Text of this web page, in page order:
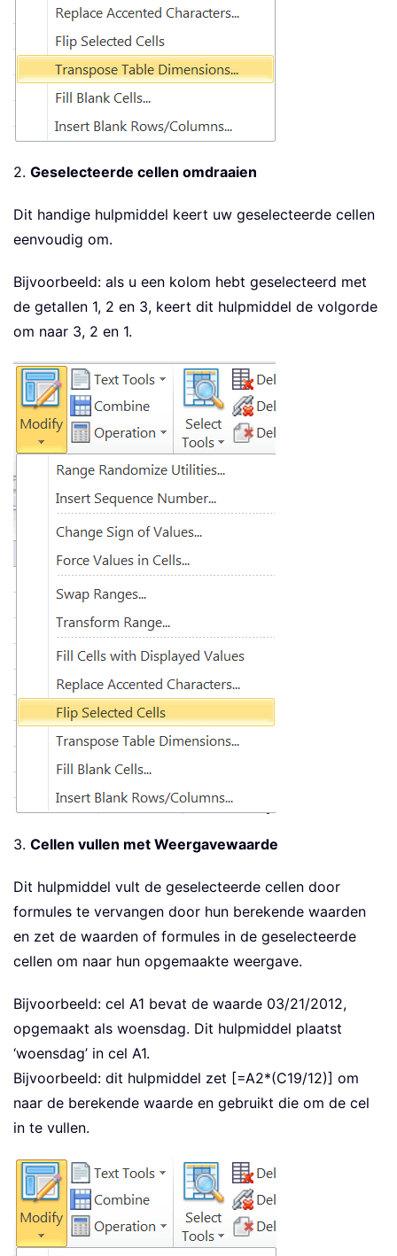
2. Geselecteerde cellen omdraaien
Dit handige hulpmiddel keert uw geselecteerde cellen
eenvoudig om.
Bijvoorbeeld: als u een kolom hebt geselecteerd met
de getallen 1, 2 en 3, keert dit hulpmiddel de volgorde
om naar 3, 2 en 1.
3. Cellen vullen met Weergavewaarde
Dit hulpmiddel vult de geselecteerde cellen door
formules te vervangen door hun berekende waarden
en zet de waarden of formules in de geselecteerde
cellen om naar hun opgemaakte weergave.
Bijvoorbeeld: cel A1 bevat de waarde 03/21/2012,
opgemaakt als woensdag. Dit hulpmiddel plaatst
‘woensdag’ in cel A1.
Bijvoorbeeld: dit hulpmiddel zet [=A2*(C19/12)] om
naar de berekende waarde en gebruikt die om de cel
in te vullen.